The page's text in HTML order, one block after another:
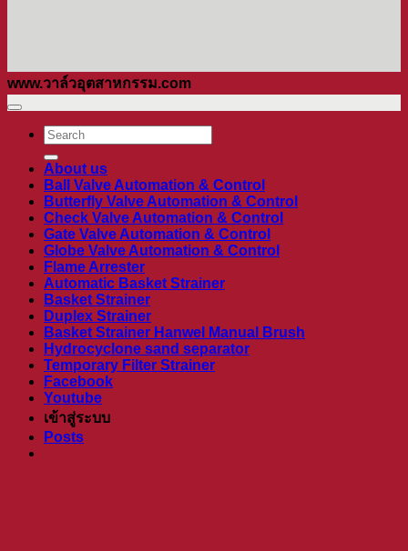
www.วาล์วอุตสาหกรรม.com
ค้นหา:
About us
Ball Valve Automation & Control
Butterfly Valve Automation & Control
Check Valve Automation & Control
Gate Valve Automation & Control
Globe Valve Automation & Control
Flame Arrester
Automatic Basket Strainer
Basket Strainer
Duplex Strainer
Basket Strainer Hanwel Manual Brush
Hydrocyclone sand separator
Temporary Filter Strainer
Facebook
Youtube
เข้าสู่ระบบ
Posts